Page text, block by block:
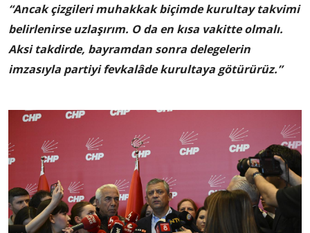
“Ancak çizgileri muhakkak biçimde kurultay takvimi
belirlenirse uzlaşırım. O da en kısa vakitte olmalı.
Aksi takdirde, bayramdan sonra delegelerin
imzasıyla partiyi fevkalâde kurultaya götürürüz.”